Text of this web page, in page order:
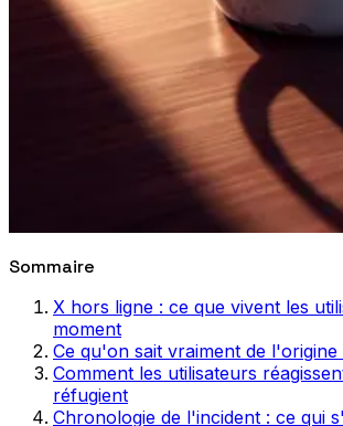
Sommaire
X hors ligne : ce que vivent les
moment
Ce qu'on sait vraiment de
Comment les utilisateurs
réfugient
Chronologie de l'incident : ce qui